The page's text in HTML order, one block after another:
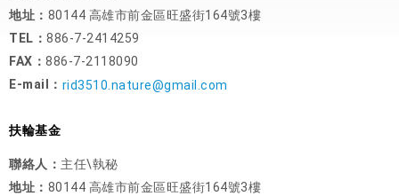
地址： 80144 高雄市前金區旺盛街164號3樓
TEL： 886-7-2414259
FAX： 886-7-2118090
E-mail： rid3510.nature@gmail.com
扶輪基金
聯絡人： 主任\執秘
地址： 80144 高雄市前金區旺盛街164號3樓